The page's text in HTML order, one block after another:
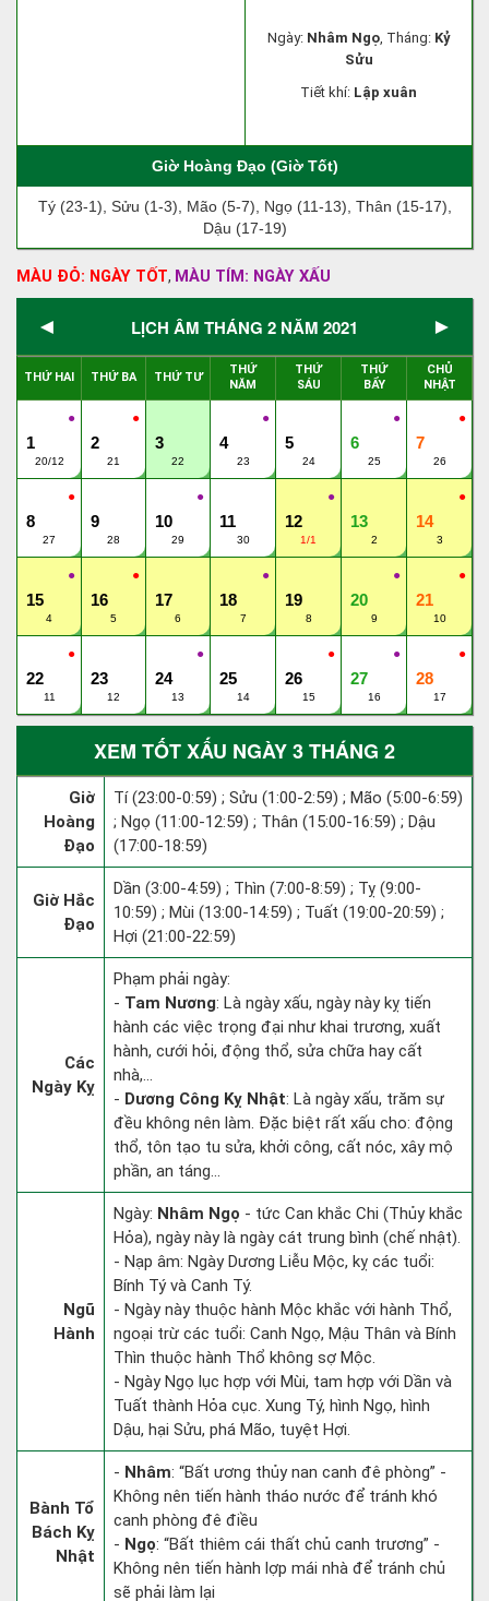
Ngày: Nhâm Ngọ, Tháng: Kỷ
Sửu
Tiết khí: Lập xuân
Giờ Hoàng Đạo (Giờ Tốt)
Tý (23-1), Sửu (1-3), Mão (5-7), Ngọ (11-13), Thân (15-17),
Dậu (17-19)
MÀU ĐỎ: NGÀY TỐT, MÀU TÍM: NGÀY XẤU
◄ LỊCH ÂM THÁNG 2 NĂM 2021 ►
THỨ HAI THỨ BA THỨ TƯ
THỨ
NĂM
THỨ
SÁU
THỨ
BẨY
CHỦ
NHẬT
●
1
20/12
●
2
21
3
22
●
4
23
5
24
●
6
25
●
7
26
●
8
27
9
28
●
10
29
11
30
●
12
1/1
13
2
●
14
3
●
15
4
●
16
5
17
6
●
18
7
19
8
●
20
9
●
21
10
●
22
11
23
12
●
24
13
25
14
●
26
15
●
27
16
●
28
17
XEM TỐT XẤU NGÀY 3 THÁNG 2
Giờ
Hoàng
Đạo
Tí (23:00-0:59) ; Sửu (1:00-2:59) ; Mão (5:00-6:59)
; Ngọ (11:00-12:59) ; Thân (15:00-16:59) ; Dậu
(17:00-18:59)
Giờ Hắc
Đạo
Dần (3:00-4:59) ; Thìn (7:00-8:59) ; Tỵ (9:00-
10:59) ; Mùi (13:00-14:59) ; Tuất (19:00-20:59) ;
Hợi (21:00-22:59)
Các
Ngày Kỵ
Phạm phải ngày:
- Tam Nương: Là ngày xấu, ngày này kỵ tiến
hành các việc trọng đại như khai trương, xuất
hành, cưới hỏi, động thổ, sửa chữa hay cất
nhà,...
- Dương Công Kỵ Nhật: Là ngày xấu, trăm sự
đều không nên làm. Đặc biệt rất xấu cho: động
thổ, tôn tạo tu sửa, khởi công, cất nóc, xây mộ
phần, an táng...
Ngũ
Hành
Ngày: Nhâm Ngọ - tức Can khắc Chi (Thủy khắc
Hỏa), ngày này là ngày cát trung bình (chế nhật).
- Nạp âm: Ngày Dương Liễu Mộc, kỵ các tuổi:
Bính Tý và Canh Tý.
- Ngày này thuộc hành Mộc khắc với hành Thổ,
ngoại trừ các tuổi: Canh Ngọ, Mậu Thân và Bính
Thìn thuộc hành Thổ không sợ Mộc.
- Ngày Ngọ lục hợp với Mùi, tam hợp với Dần và
Tuất thành Hỏa cục. Xung Tý, hình Ngọ, hình
Dậu, hại Sửu, phá Mão, tuyệt Hợi.
Bành Tổ
Bách Kỵ
Nhật
- Nhâm: “Bất ương thủy nan canh đê phòng” -
Không nên tiến hành tháo nước để tránh khó
canh phòng đê điều
- Ngọ: “Bất thiêm cái thất chủ canh trương” -
Không nên tiến hành lợp mái nhà để tránh chủ
sẽ phải làm lại